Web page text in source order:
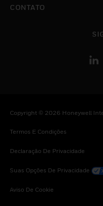
CONTATO
Copyright © 2026 Honeywell
Termos E Condições
Declaração De Privacidade
Suas Opções De Privacidade
Aviso De Cookie